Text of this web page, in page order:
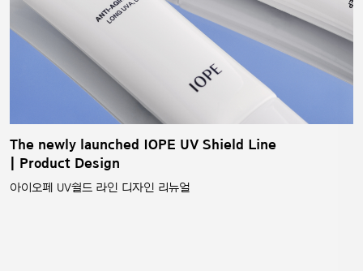
The newly launched IOPE UV Shield Line
| Product Design
아이오페 UV쉴드 라인 디자인 리뉴얼